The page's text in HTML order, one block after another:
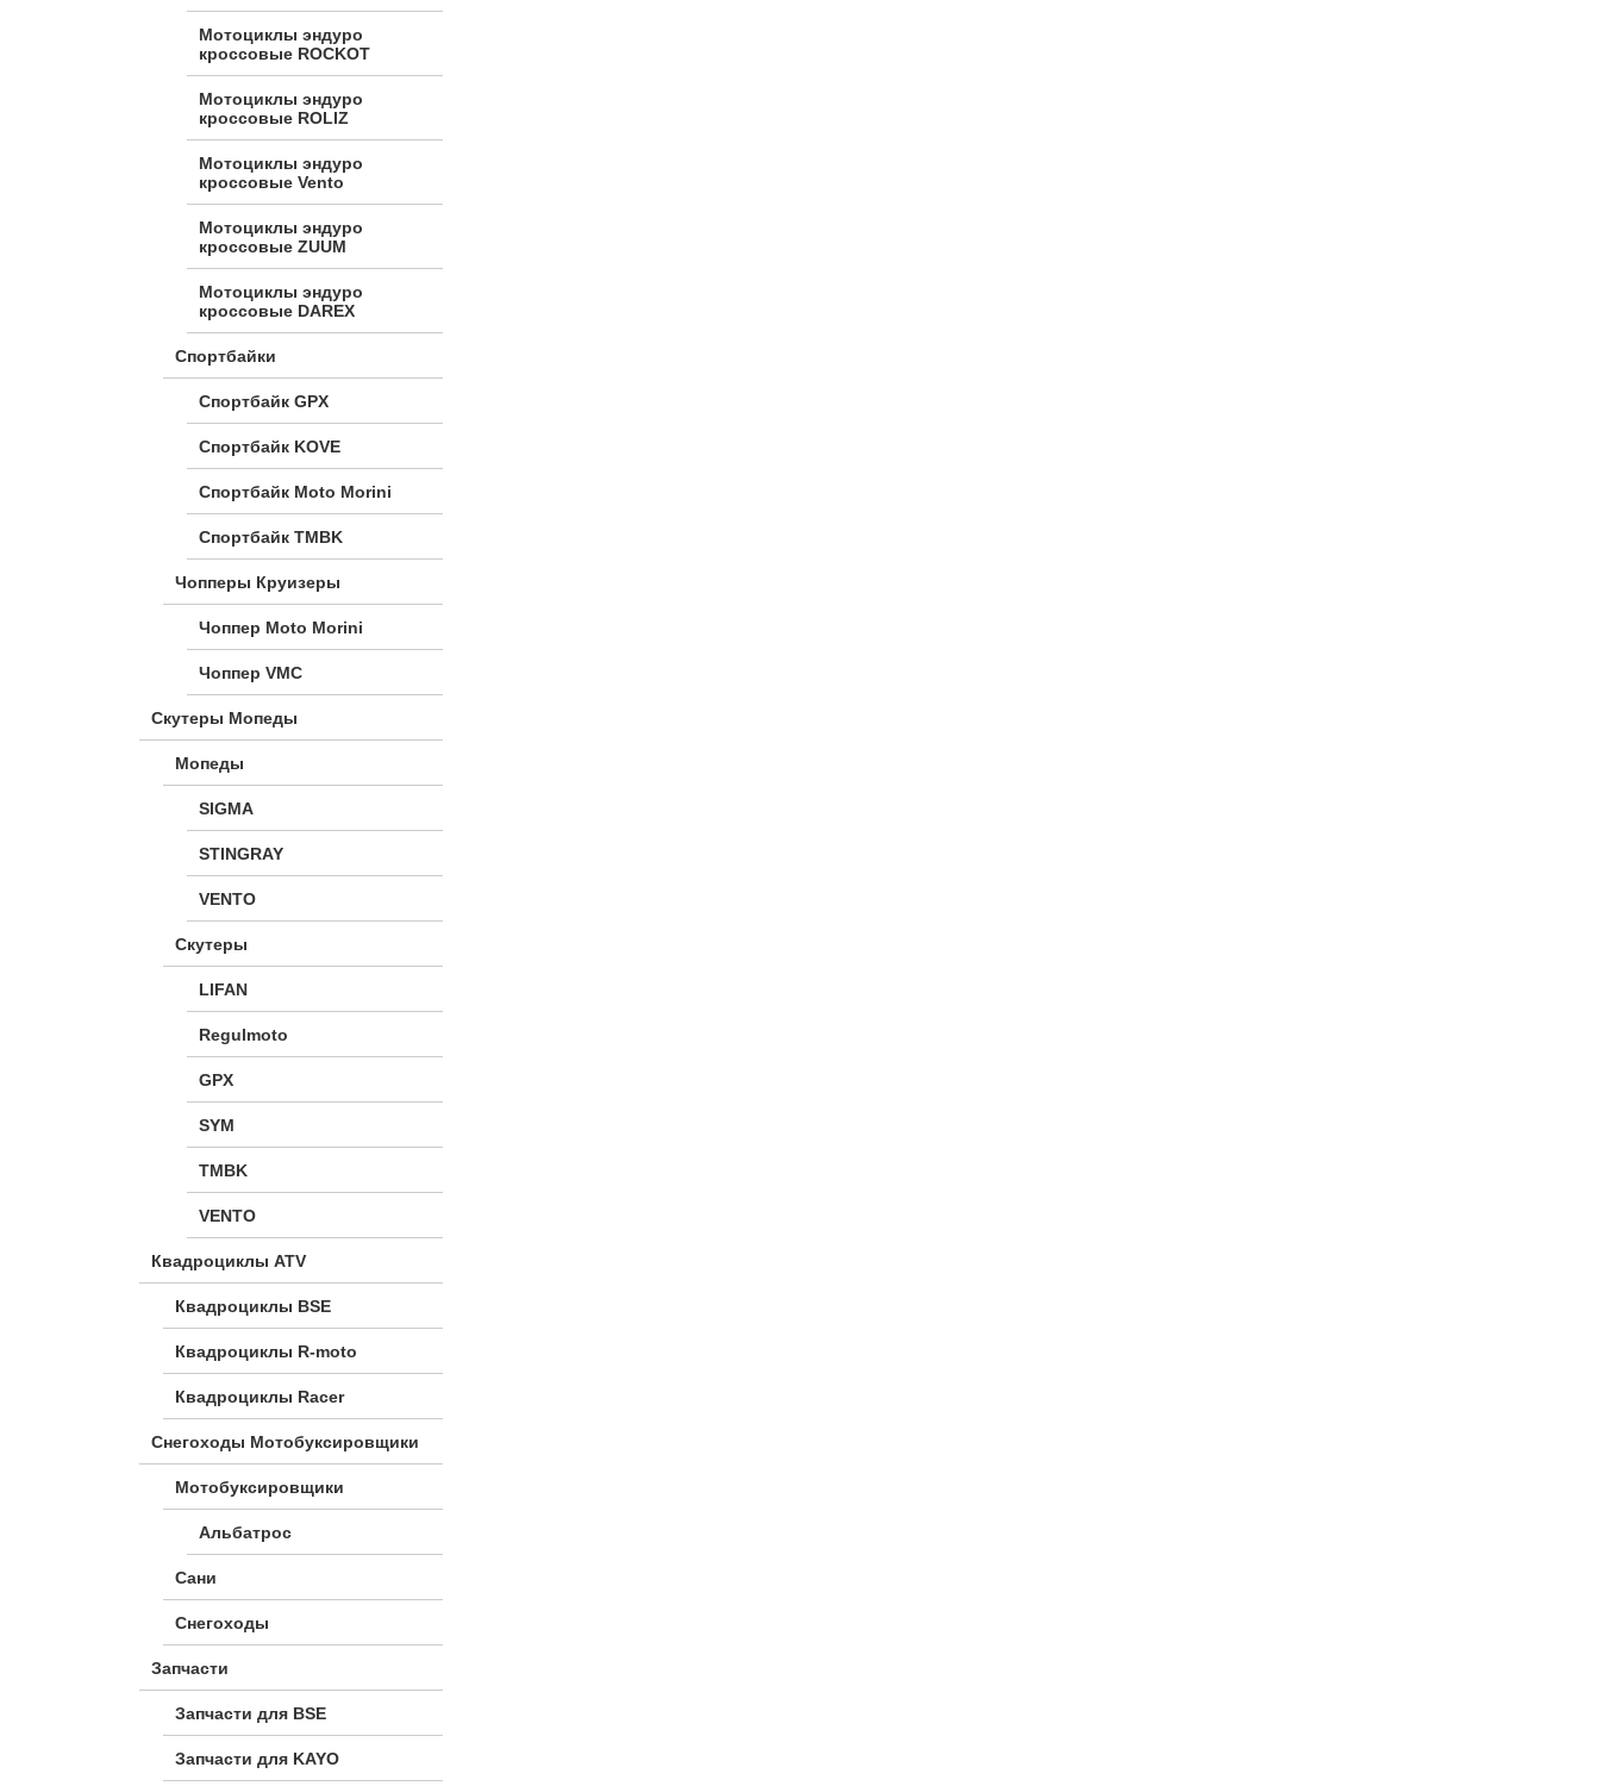
Мотоциклы эндуро
кроссовые ROCKOT
Мотоциклы эндуро
кроссовые ROLIZ
Мотоциклы эндуро
кроссовые Vento
Мотоциклы эндуро
кроссовые ZUUM
Мотоциклы эндуро
кроссовые DAREX
Спортбайки
Спортбайк GPX
Спортбайк KOVE
Спортбайк Moto Morini
Спортбайк TMBK
Чопперы Круизеры
Чоппер Moto Morini
Чоппер VMC
Скутеры Мопеды
Мопеды
SIGMA
STINGRAY
VENTO
Скутеры
LIFAN
Regulmoto
GPX
SYM
TMBK
VENTO
Квадроциклы ATV
Квадроциклы BSE
Квадроциклы R-moto
Квадроциклы Racer
Снегоходы Мотобуксировщики
Мотобуксировщики
Альбатрос
Сани
Снегоходы
Запчасти
Запчасти для BSE
Запчасти для KAYO